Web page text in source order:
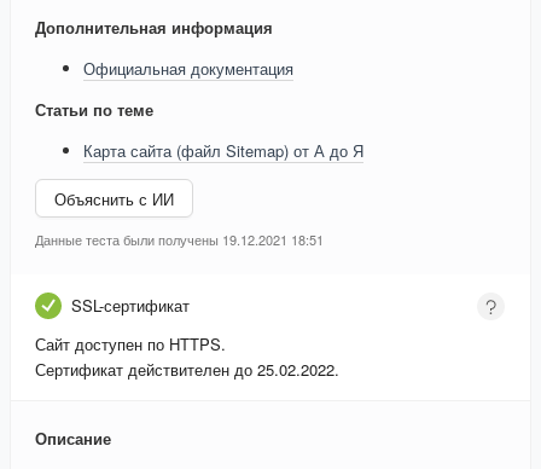
Дополнительная информация
Официальная документация
Статьи по теме
Карта сайта (файл Sitemap) от А до Я
Объяснить с ИИ
Данные теста были получены 19.12.2021 18:51
SSL-сертификат
Сайт доступен по HTTPS.
Сертификат действителен до 25.02.2022.
Описание